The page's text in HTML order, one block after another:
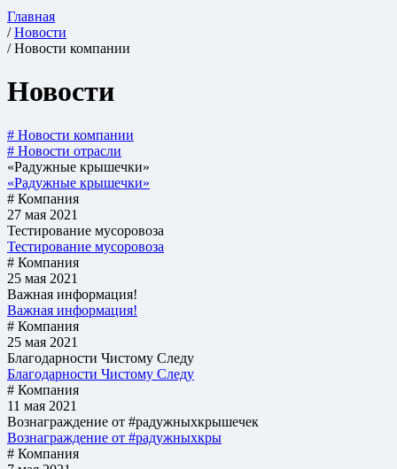
Главная
/Новости
/ Новости компании
Новости
# Новости компании
# Новости отрасли
«Радужные крышечки»
«Радужные крышечки»
# Компания
27 мая 2021
Тестирование мусоровоза
Тестирование мусоровоза
# Компания
25 мая 2021
Важная информация!
Важная информация!
# Компания
25 мая 2021
Благодарности Чистому Следу
Благодарности Чистому Следу
# Компания
11 мая 2021
Вознаграждение от #радужныхкрышечек
Вознаграждение от #радужныхкры
# Компания